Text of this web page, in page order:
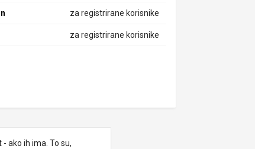
za registrirane korisnike
za registrirane korisnike
ako ih ima. To su,